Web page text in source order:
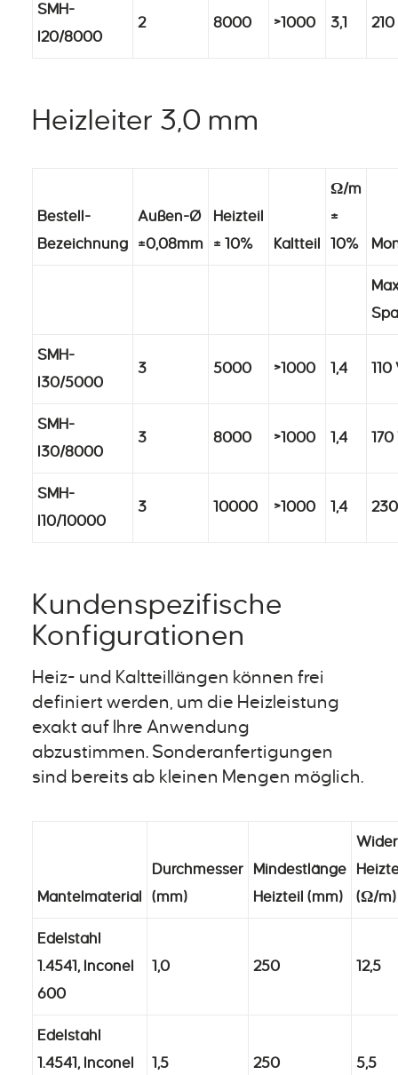
SMH-
I20/8000
2 8000 >1000 3,1 210
Heizleiter 3,0 mm
Bestell-
Bezeichnung
Außen-Ø
±0,08mm
Heizteil
± 10%
Kaltteil
Ω/m
±
10%
SMH-
I30/5000
3 5000 >1000 1,4 110
SMH-
I30/8000
3 8000 >1000 1,4 170
SMH-
I10/10000
3 10000 >1000 1,4
Kundenspezifische
Konfigurationen
Heiz- und Kaltteillängen können frei
definiert werden, um die Heizleistung
exakt auf Ihre Anwendung
abzustimmen. Sonderanfertigungen
sind bereits ab kleinen Mengen möglich.
Mantelmaterial
Durchmesser
(mm)
Mindestlänge
Heizteil (mm)
(Ω/m)
Edelstahl
1.4541, Inconel
600
1,0 250 12,5
Edelstahl
1.4541, Inconel
1,5 250 5,5